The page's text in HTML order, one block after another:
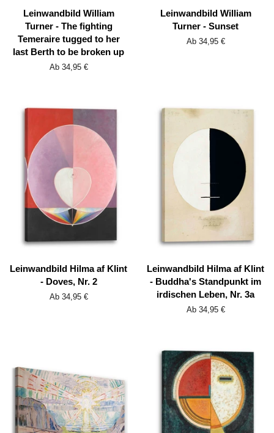
Leinwandbild William
Turner - The fighting
Temeraire tugged to her
last Berth to be broken up
Ab 34,95 €
Leinwandbild William
Turner - Sunset
Ab 34,95 €
Leinwandbild Hilma af Klint
- Doves, Nr. 2
Ab 34,95 €
Leinwandbild Hilma af Klint
- Buddha's Standpunkt im
irdischen Leben, Nr. 3a
Ab 34,95 €